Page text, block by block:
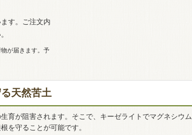
す。ご注文内
が届きます。予
天然苦土
育が阻害されます。そこで、キーゼライトでマグネシウム
を守ることが可能です。